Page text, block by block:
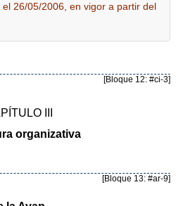
26/05/2006, en vigor a partir del
[Bloque 12: #ci-3]
III
organizativa
[Bloque 13: #ar-9]